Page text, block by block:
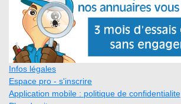
Infos légales
Espace pro - s'inscrire
Application mobile : politique de confidentialite